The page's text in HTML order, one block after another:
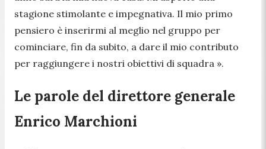
stagione stimolante e impegnativa. Il mio primo
pensiero è inserirmi al meglio nel gruppo per
cominciare, fin da subito, a dare il mio contributo
per raggiungere i nostri obiettivi di squadra ».
Le parole del direttore generale
Enrico Marchioni